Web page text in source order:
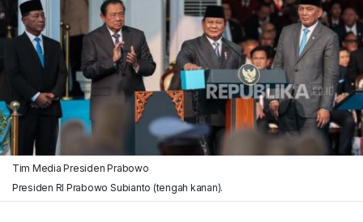
Tim Media Presiden Prabowo
Presiden RI Prabowo Subianto (tengah kanan).